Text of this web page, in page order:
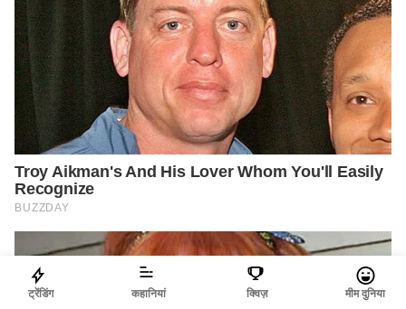
ट्रेंडिंग कहानियां क्विज़ मीम दुनिया